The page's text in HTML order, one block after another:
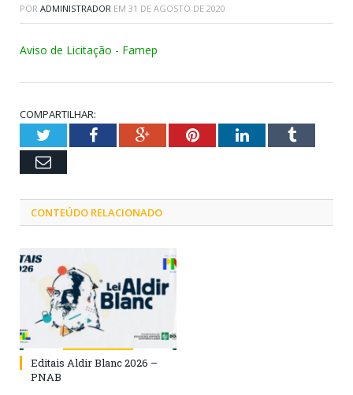
POR ADMINISTRADOR EM 31 DE AGOSTO DE 2020
Aviso de Licitação - Famep
COMPARTILHAR:
TwitterFacebookGoogle+PinterestLinkedInTumblr
Email
CONTEÚDO RELACIONADO
Editais Aldir Blanc 2026 –
PNAB